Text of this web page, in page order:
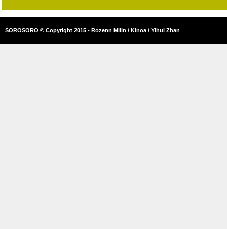
SOROSORO © Copyright 2015 - Rozenn Milin / Kinoa / Yihui Zhan